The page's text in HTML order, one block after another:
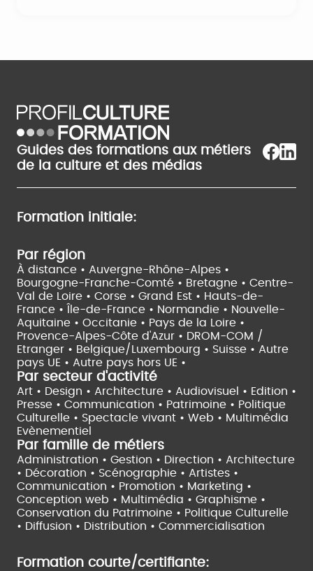
Guides des formations aux métiers
de la culture et des médias
Formation initiale:
Par région
À distance • Auvergne-Rhône-Alpes •
Bourgogne-Franche-Comté • Bretagne • Centre-
Val de Loire • Corse • Grand Est • Hauts-de-
France •
Île-de-France • Normandie • Nouvelle-
Aquitaine • Occitanie • Pays de la Loire •
Provence-Alpes-Côte d'Azur • DROM-COM /
Etranger • Belgique/Luxembourg • Suisse • Autre
pays UE • Autre pays hors UE •
Par secteur d'activité
Art • Design • Architecture • Audiovisuel • Edition •
Presse • Communication • Patrimoine • Politique
Culturelle • Spectacle vivant • Web • Multimédia
Evènementiel
Par famille de métiers
Administration • Gestion • Direction • Architecture
• Décoration • Scénographie • Artistes •
Communication • Promotion • Marketing •
Conception web • Multimédia • Graphisme •
Conservation du Patrimoine • Politique Culturelle
• Diffusion • Distribution • Commercialisation
Formation courte/certifiante: